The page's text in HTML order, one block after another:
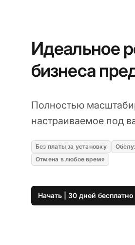
Идеальное
бизнеса
Полностью
настраиваемое под
Без платы за установку
Отмена в любое время
Начать | 30 дней бесплатно